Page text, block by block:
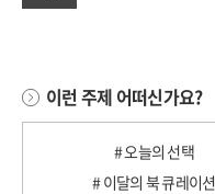
이런 주제 어떠신가요?
# 오늘의 선택
# 이달의 북 큐레이션